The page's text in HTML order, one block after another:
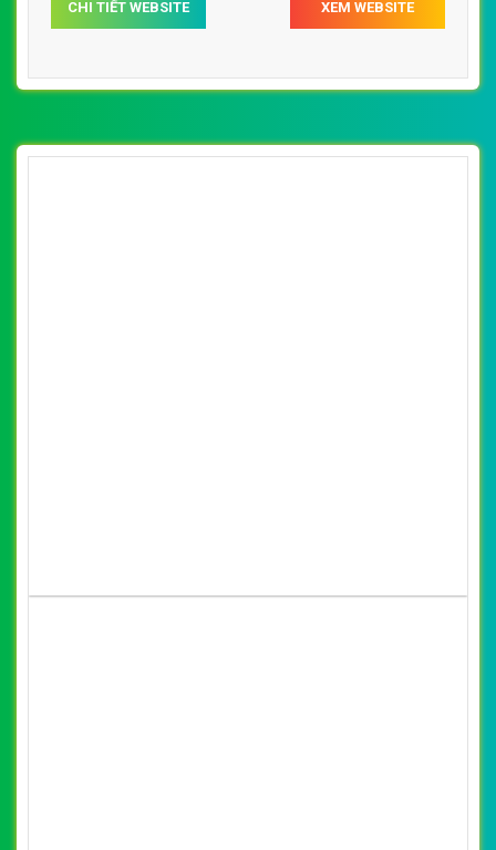
CHI TIẾT WEBSITE XEM WEBSITE